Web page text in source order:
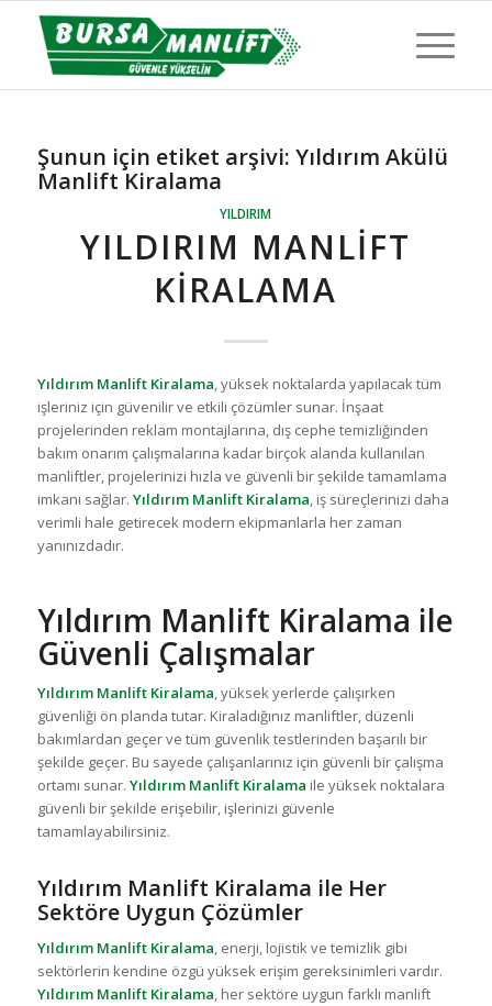
Şunun için etiket arşivi: Yıldırım Akülü
Manlift Kiralama
YILDIRIM
YILDIRIM MANLIFT
KIRALAMA
Yıldırım Manlift Kiralama, yüksek noktalarda yapılacak tüm
işleriniz için güvenilir ve etkili çözümler sunar. İnşaat
projelerinden reklam montajlarına, dış cephe temizliğinden
bakım onarım çalışmalarına kadar birçok alanda kullanılan
manliftler, projelerinizi hızla ve güvenli bir şekilde tamamlama
imkanı sağlar. Yıldırım Manlift Kiralama, iş süreçlerinizi daha
verimli hale getirecek modern ekipmanlarla her zaman
yanınızdadır.
Yıldırım Manlift Kiralama ile
Güvenli Çalışmalar
Yıldırım Manlift Kiralama, yüksek yerlerde çalışırken
güvenliği ön planda tutar. Kiraladığınız manliftler, düzenli
bakımlardan geçer ve tüm güvenlik testlerinden başarılı bir
şekilde geçer. Bu sayede çalışanlarınız için güvenli bir çalışma
ortamı sunar. Yıldırım Manlift Kiralama ile yüksek noktalara
güvenli bir şekilde erişebilir, işlerinizi güvenle
tamamlayabilirsiniz.
Yıldırım Manlift Kiralama ile Her
Sektöre Uygun Çözümler
Yıldırım Manlift Kiralama, enerji, lojistik ve temizlik gibi
sektörlerin kendine özgü yüksek erişim gereksinimleri vardır.
Yıldırım Manlift Kiralama, her sektöre uygun farklı manlift